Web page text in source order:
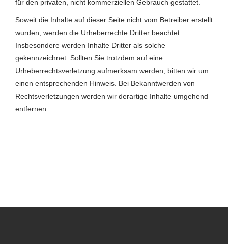
für den privaten, nicht kommerziellen Gebrauch gestattet.
Soweit die Inhalte auf dieser Seite nicht vom Betreiber erstellt
wurden, werden die Urheberrechte Dritter beachtet.
Insbesondere werden Inhalte Dritter als solche
gekennzeichnet. Sollten Sie trotzdem auf eine
Urheberrechtsverletzung aufmerksam werden, bitten wir um
einen entsprechenden Hinweis. Bei Bekanntwerden von
Rechtsverletzungen werden wir derartige Inhalte umgehend
entfernen.